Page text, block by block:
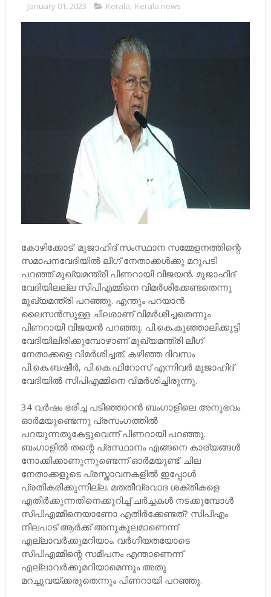
January 01, 2023 Kerala, Kerala news
കോഴിക്കോട്: മുജാഹിദ് സംസ്ഥാന സമ്മേളനത്തിന്റെ
സമാപനവേദിയിൽ ലീഗ് നേതാക്കൾക്കു മറുപടി
പറഞ്ഞ് മുഖ്യമന്ത്രി പിണറായി വിജയൻ. മുജാഹിദ്
വേദിയിലല്ല സിപിഎമ്മിനെ വിമർശിക്കേണ്ടതെന്നു
മുഖ്യമന്ത്രി പറഞ്ഞു. എന്തും പറയാൻ
ലൈസൻസുള്ള ചിലരാണ് വിമർശിച്ചതെന്നും
പിണറായി വിജയൻ പറഞ്ഞു. പി.കെ.കുഞ്ഞാലിക്കുട്ടി
വേദിയിലിരിക്കുമ്പോഴാണ് മുഖ്യമന്ത്രി ലീഗ്
നേതാക്കളെ വിമർശിച്ചത്. കഴിഞ്ഞ ദിവസം
പി.കെ.ബഷീർ, പി.കെ.ഫിറോസ് എന്നിവർ മുജാഹിദ്
വേദിയിൽ സിപിഎമ്മിനെ വിമർശിച്ചിരുന്നു.
34 വർഷം ഭരിച്ച പടിഞ്ഞാറൻ ബംഗാളിലെ അനുഭവം
ഓർമയുണ്ടെന്നു പ്രസംഗത്തിൽ‌
പറയുന്നതുകേട്ടുവെന്ന് പിണറായി പറഞ്ഞു.
ബംഗാളിൽ തന്റെ പ്രസ്ഥാനം എങ്ങനെ കാര്യങ്ങൾ
നോക്കിക്കാണുന്നുണ്ടെന്ന് ഓർമയുണ്ട്. ചില
നേതാക്കളുടെ പ്രസ്താവനകളിൽ ഇപ്പോൾ
പ്രതികരിക്കുന്നില്ല. മതതീവ്രവാദ ശക്തികളെ
എതിർക്കുന്നതിനെക്കുറിച്ച് ചർച്ചകൾ നടക്കുമ്പോൾ
സിപിഎമ്മിനെയാണോ എതിർക്കേണ്ടത്? സിപിഎം
നിലപാട് ആർക്ക് അനുകൂലമാണെന്ന്
എല്ലാവർ‌ക്കുമറിയാം. വർഗീയതയോടെ
സിപിഎമ്മിന്റെ സമീപനം എന്താണെന്ന്
എല്ലാവർക്കുമറിയാമെന്നും അതു
മറച്ചുവയ്ക്കരുതെന്നും പിണറായി പറഞ്ഞു. ‌‌